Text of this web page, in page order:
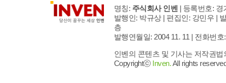
명칭: 주식회사 인벤 | 등록번호: 경
발행인: 박규상 | 편집인: 강민우 |
층
발행연월일: 2004 11. 11 | 전화번호
인벤의 콘텐츠 및 기사는 저작권
Copyrightⓒ Inven.All rights